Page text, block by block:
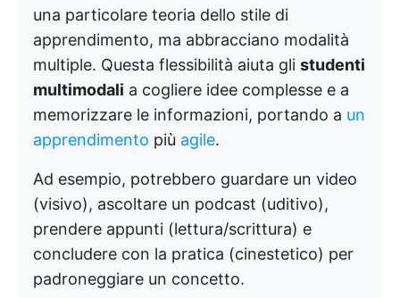
una particolare teoria dello stile di
apprendimento, ma abbracciano modalità
multiple. Questa flessibilità aiuta gli studenti
multimodali a cogliere idee complesse e a
memorizzare le informazioni, portando a un
apprendimento più agile.
Ad esempio, potrebbero guardare un video
(visivo), ascoltare un podcast (uditivo),
prendere appunti (lettura/scrittura) e
concludere con la pratica (cinestetico) per
padroneggiare un concetto.